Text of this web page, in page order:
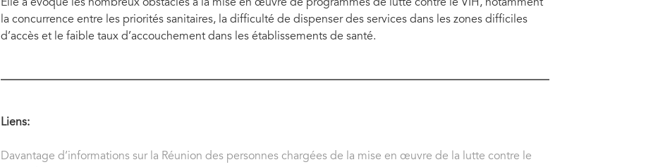
Elle a évoqué les nombreux obstacles à la mise en œuvre de programmes de lutte contre le VIH, notamment
la concurrence entre les priorités sanitaires, la difficulté de dispenser des services dans les zones difficiles
d’accès et le faible taux d’accouchement dans les établissements de santé.
Liens:
Davantage d’informations sur la Réunion des personnes chargées de la mise en œuvre de la lutte contre le